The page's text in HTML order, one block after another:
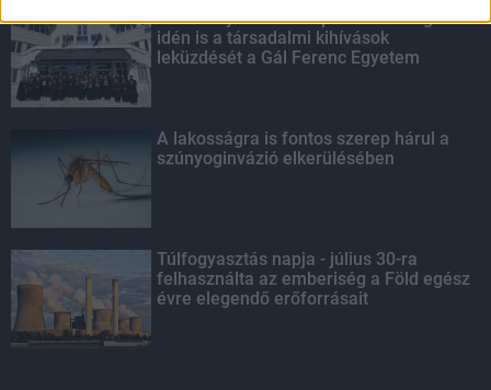
Szakirányú továbbképzésekkel segíti
idén is a társadalmi kihívások
leküzdését a Gál Ferenc Egyetem
A lakosságra is fontos szerep hárul a
szúnyoginvázió elkerülésében
Túlfogyasztás napja - július 30-ra
felhasználta az emberiség a Föld egész
évre elegendő erőforrásait